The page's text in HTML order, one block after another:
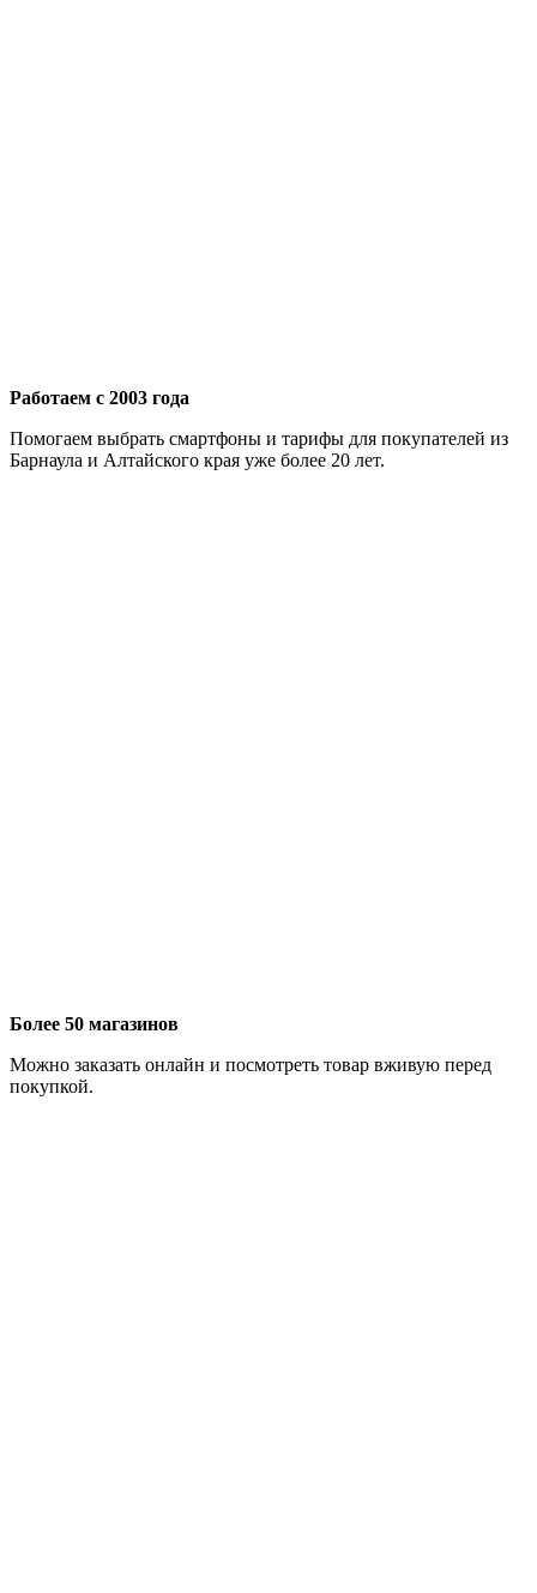
Работаем с 2003 года
Помогаем выбрать смартфоны и тарифы для покупателей из
Барнаула и Алтайского края уже более 20 лет.
Более 50 магазинов
Можно заказать онлайн и посмотреть товар вживую перед
покупкой.